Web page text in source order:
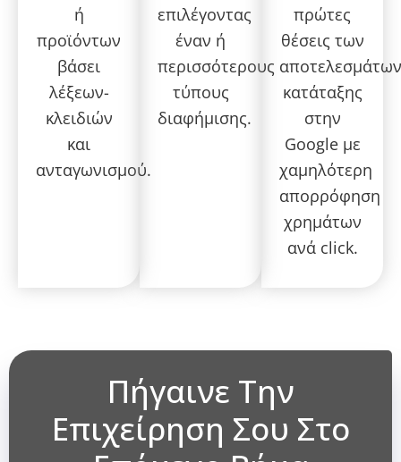
ή
προϊόντων
βάσει
λέξεων-
κλειδιών
και
ανταγωνισμού.
επιλέγοντας
έναν ή
περισσότερους
τύπους
διαφήμισης.
πρώτες
θέσεις των
αποτελεσμάτων
κατάταξης
στην
Google με
χαμηλότερη
απορρόφηση
χρημάτων
ανά click.
Πήγαινε Την
Επιχείρηση Σου Στο